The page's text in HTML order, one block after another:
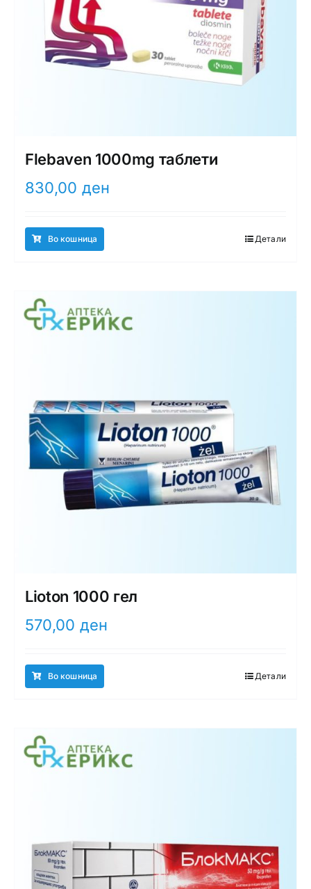
Flebaven 1000mg таблети
830,00 ден
Во кошница Детали
Lioton 1000 гел
570,00 ден
Во кошница Детали